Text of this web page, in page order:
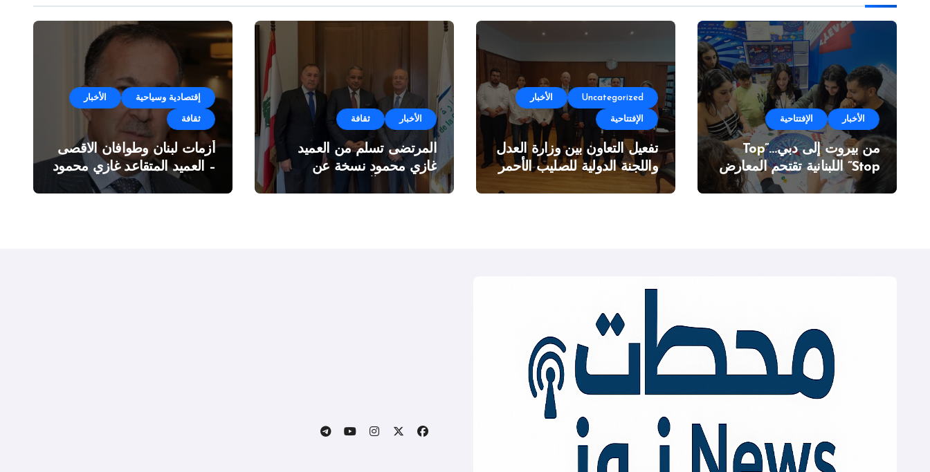
الأخبار الإفتتاحية
من بيروت إلى دبي…”Top
Stop” اللبنانية تقتحم المعارض
الدولية
Uncategorized الأخبار
الإفتتاحية
تفعيل التعاون بين وزارة العدل
واللجنة الدولية للصليب الأحمر
الأخبار ثقافة
المرتضى تسلم من العميد
غازي محمود نسخة عن
اطروحته “الآفاق المالية
إقتصادية وسياحية الأخبار
ثقافة
أزمات لبنان وطوافان الاقصى
– العميد المتقاعد غازي محمود